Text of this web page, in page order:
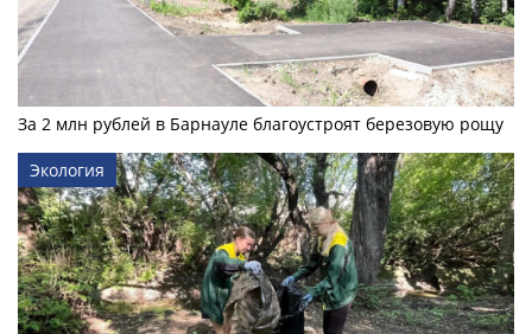
За 2 млн рублей в Барнауле благоустроят березовую рощу
Экология